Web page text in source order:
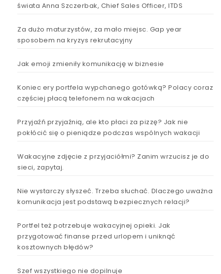
świata Anna Szczerbak, Chief Sales Officer, ITDS
Za dużo maturzystów, za mało miejsc. Gap year
sposobem na kryzys rekrutacyjny
Jak emoji zmieniły komunikację w biznesie
Koniec ery portfela wypchanego gotówką? Polacy coraz
częściej płacą telefonem na wakacjach
Przyjaźń przyjaźnią, ale kto płaci za pizzę? Jak nie
pokłócić się o pieniądze podczas wspólnych wakacji
Wakacyjne zdjęcie z przyjaciółmi? Zanim wrzucisz je do
sieci, zapytaj.
Nie wystarczy słyszeć. Trzeba słuchać. Dlaczego uważna
komunikacja jest podstawą bezpiecznych relacji?
Portfel też potrzebuje wakacyjnej opieki. Jak
przygotować finanse przed urlopem i uniknąć
kosztownych błędów?
Szef wszystkiego nie dopilnuje